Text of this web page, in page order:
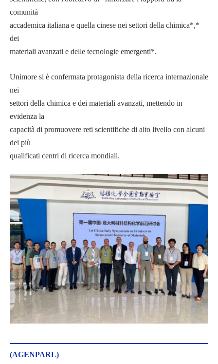
comunità
accademica italiana e quella cinese nei settori della chimica*,*
dei
materiali avanzati e delle tecnologie emergenti*.
Unimore si è confermata protagonista della ricerca internazionale
nei
settori della chimica e dei materiali avanzati, mettendo in
evidenza la
capacità di promuovere reti scientifiche di alto livello con alcuni
dei più
qualificati centri di ricerca mondiali.
(AGENPARL)